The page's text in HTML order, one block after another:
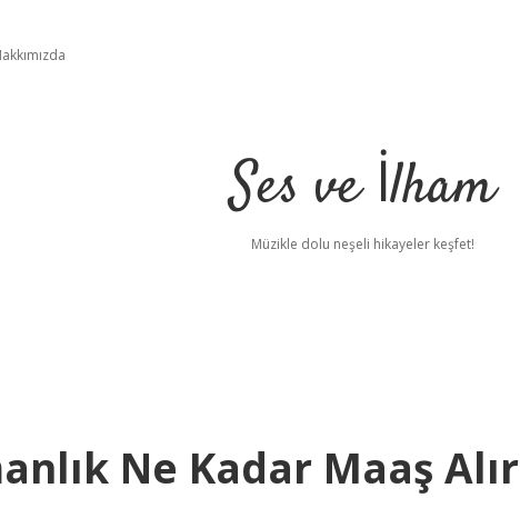
Ses ve İlham
Müzikle dolu neşeli hikayeler keşfet!
Ne Kadar Maaş Alır